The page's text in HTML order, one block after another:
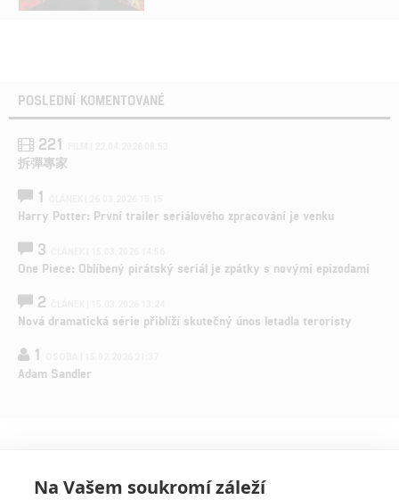
POSLEDNÍ KOMENTOVANÉ
221
拆彈專家
1
Harry Potter: První trailer seriálového zpracování je venku
3
One Piece: Oblíbený pirátský seriál je zpátky s novými epizodami
2
Nová dramatická série přiblíží skutečný únos letadla teroristy
1
Adam Sandler
Na Vašem soukromí záleží